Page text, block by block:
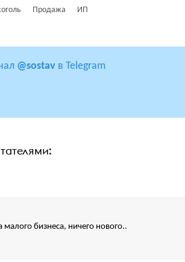
Продажа ИП
@sostav в Telegram
бизнеса, ничего нового..